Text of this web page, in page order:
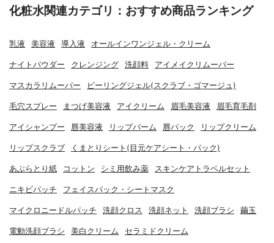
化粧水関連カテゴリ：おすすめ商品ランキング
乳液 美容液 導入液 オールインワンジェル・クリーム
ナイトパウダー クレンジング 洗顔料 アイメイクリムーバー
マスカラリムーバー ピーリングジェル(スクラブ・ゴマージュ)
毛穴スプレー まつげ美容液 アイクリーム 眉毛美容液 眉毛育毛剤
アイシャンプー 唇美容液 リップバーム 唇パック リップクリーム
リップスクラブ くまとりシート(目元ケアシート・パック)
あぶらとり紙 コットン シミ用飲み薬 スキンケアトラベルセット
ニキビパッチ フェイスパック・シートマスク
マイクロニードルパッチ 洗顔クロス 洗顔ネット 洗顔ブラシ 繭玉
電動洗顔ブラシ 美白クリーム セラミドクリーム